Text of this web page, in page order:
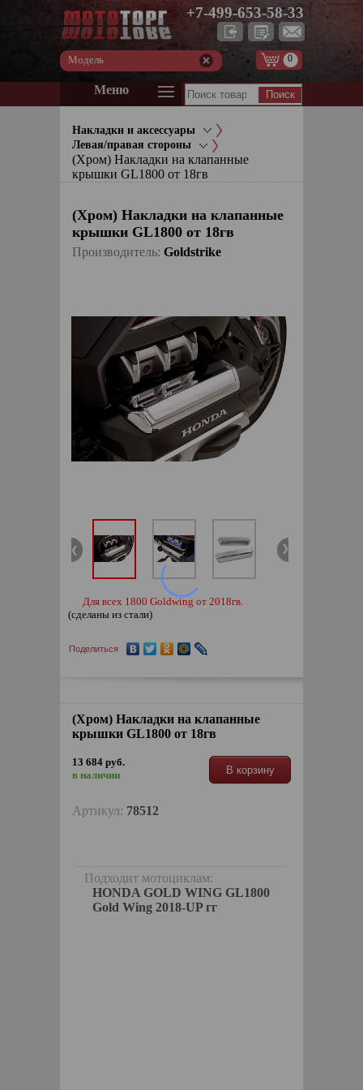
+7-499-653-58-33
Модель 0
Меню
Накладки и аксессуары
Левая/правая стороны
(Хром) Накладки на клапанные
крышки GL1800 от 18гв
(Хром) Накладки на клапанные
крышки GL1800 от 18гв
Производитель: Goldstrike
Для всех 1800 Goldwing от 2018гв.
(сделаны из стали)
Поделиться
(Хром) Накладки на клапанные
крышки GL1800 от 18гв
13 684 руб.
в наличии
В корзину
Артикул: 78512
Подходит мотоциклам:
HONDA GOLD WING GL1800
Gold Wing 2018-UP гг